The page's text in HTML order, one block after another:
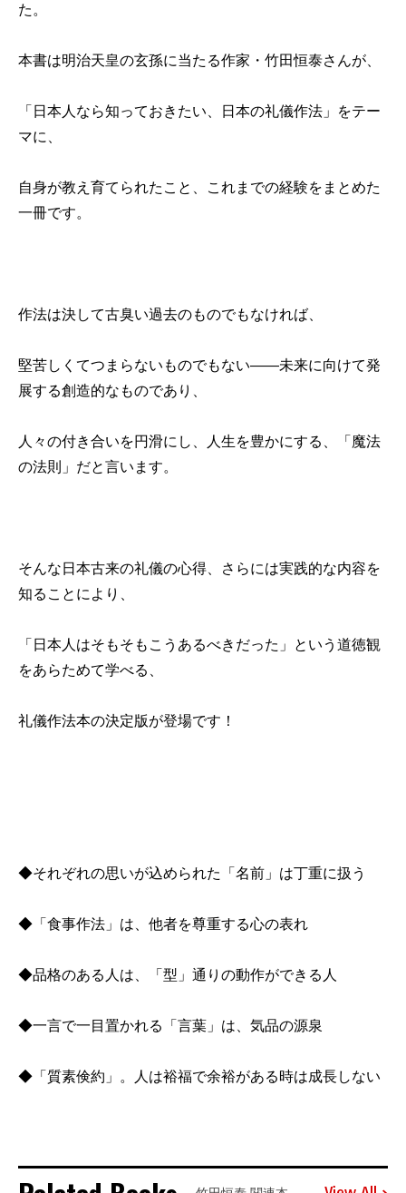
た。
本書は明治天皇の玄孫に当たる作家・竹田恒泰さんが、
「日本人なら知っておきたい、日本の礼儀作法」をテー
マに、
自身が教え育てられたこと、これまでの経験をまとめた
一冊です。
作法は決して古臭い過去のものでもなければ、
堅苦しくてつまらないものでもない――未来に向けて発
展する創造的なものであり、
人々の付き合いを円滑にし、人生を豊かにする、「魔法
の法則」だと言います。
そんな日本古来の礼儀の心得、さらには実践的な内容を
知ることにより、
「日本人はそもそもこうあるべきだった」という道徳観
をあらためて学べる、
礼儀作法本の決定版が登場です！
◆それぞれの思いが込められた「名前」は丁重に扱う
◆「食事作法」は、他者を尊重する心の表れ
◆品格のある人は、「型」通りの動作ができる人
◆一言で一目置かれる「言葉」は、気品の源泉
◆「質素倹約」。人は裕福で余裕がある時は成長しない